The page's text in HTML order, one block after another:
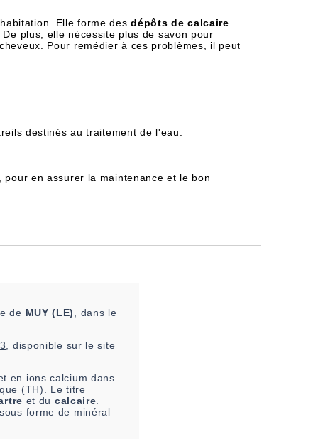
Elle forme desdépôts de calcaire
plus, elle nécessite plus de savon pour
Pour remédier à ces problèmes, il peut
destinés au traitement de l'eau.
en assurer la maintenance et le bon
de MUY (LE), dans le
, disponible sur le site
en ions calcium dans
(TH). Le titre
et du calcaire.
forme de minéral